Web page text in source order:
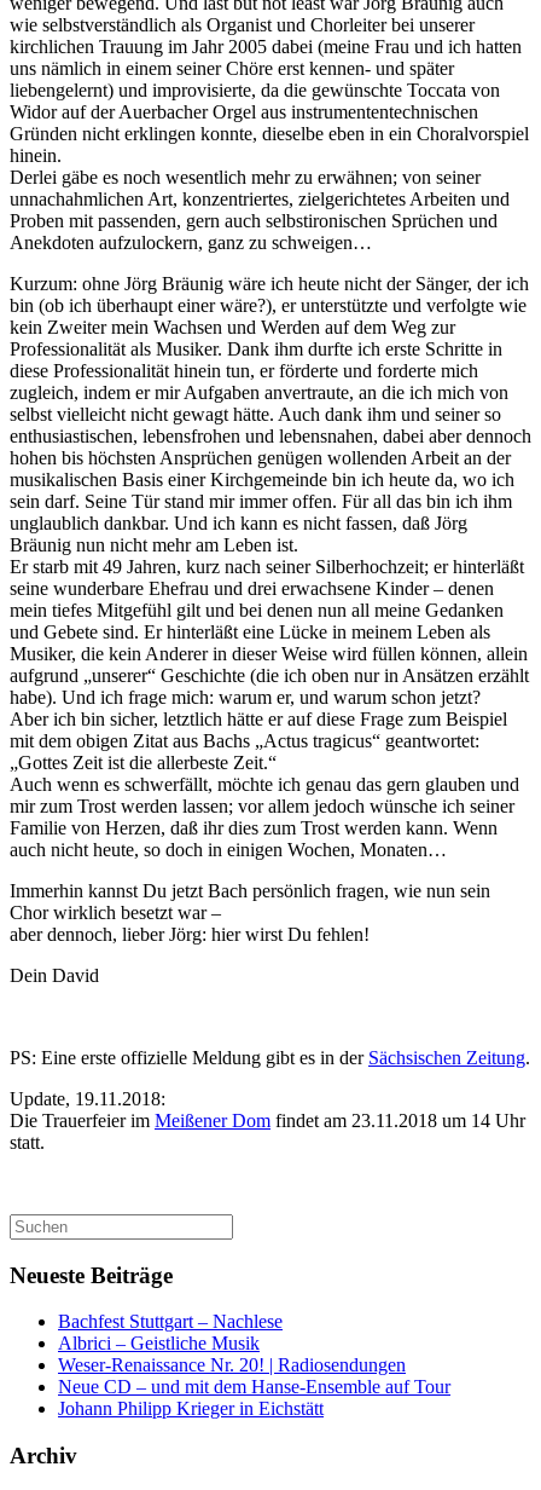
wie selbstverständlich als Organist und Chorleiter bei unserer
kirchlichen Trauung im Jahr 2005 dabei (meine Frau und ich hatten
uns nämlich in einem seiner Chöre erst kennen- und später
liebengelernt) und improvisierte, da die gewünschte Toccata von
Widor auf der Auerbacher Orgel aus instrumententechnischen
Gründen nicht erklingen konnte, dieselbe eben in ein Choralvorspiel
hinein.
Derlei gäbe es noch wesentlich mehr zu erwähnen; von seiner
unnachahmlichen Art, konzentriertes, zielgerichtetes Arbeiten und
Proben mit passenden, gern auch selbstironischen Sprüchen und
Anekdoten aufzulockern, ganz zu schweigen…
Kurzum: ohne Jörg Bräunig wäre ich heute nicht der Sänger, der ich
bin (ob ich überhaupt einer wäre?), er unterstützte und verfolgte wie
kein Zweiter mein Wachsen und Werden auf dem Weg zur
Professionalität als Musiker. Dank ihm durfte ich erste Schritte in
diese Professionalität hinein tun, er förderte und forderte mich
zugleich, indem er mir Aufgaben anvertraute, an die ich mich von
selbst vielleicht nicht gewagt hätte. Auch dank ihm und seiner so
enthusiastischen, lebensfrohen und lebensnahen, dabei aber dennoch
hohen bis höchsten Ansprüchen genügen wollenden Arbeit an der
musikalischen Basis einer Kirchgemeinde bin ich heute da, wo ich
sein darf. Seine Tür stand mir immer offen. Für all das bin ich ihm
unglaublich dankbar. Und ich kann es nicht fassen, daß Jörg
Bräunig nun nicht mehr am Leben ist.
Er starb mit 49 Jahren, kurz nach seiner Silberhochzeit; er hinterläßt
seine wunderbare Ehefrau und drei erwachsene Kinder – denen
mein tiefes Mitgefühl gilt und bei denen nun all meine Gedanken
und Gebete sind. Er hinterläßt eine Lücke in meinem Leben als
Musiker, die kein Anderer in dieser Weise wird füllen können, allein
aufgrund „unserer“ Geschichte (die ich oben nur in Ansätzen erzählt
habe). Und ich frage mich: warum er, und warum schon jetzt?
Aber ich bin sicher, letztlich hätte er auf diese Frage zum Beispiel
mit dem obigen Zitat aus Bachs „Actus tragicus“ geantwortet:
„Gottes Zeit ist die allerbeste Zeit.“
Auch wenn es schwerfällt, möchte ich genau das gern glauben und
mir zum Trost werden lassen; vor allem jedoch wünsche ich seiner
Familie von Herzen, daß ihr dies zum Trost werden kann. Wenn
auch nicht heute, so doch in einigen Wochen, Monaten…
Immerhin kannst Du jetzt Bach persönlich fragen, wie nun sein
Chor wirklich besetzt war –
aber dennoch, lieber Jörg: hier wirst Du fehlen!
Dein David
PS: Eine erste offizielle Meldung gibt es in der Sächsischen Zeitung.
Update, 19.11.2018:
Die Trauerfeier im Meißener Dom findet am 23.11.2018 um 14 Uhr
statt.
Suchen
nach:
Neueste Beiträge
Bachfest Stuttgart – Nachlese
Albrici – Geistliche Musik
Weser-Renaissance Nr. 20! | Radiosendungen
Neue CD – und mit dem Hanse-Ensemble auf Tour
Johann Philipp Krieger in Eichstätt
Archiv